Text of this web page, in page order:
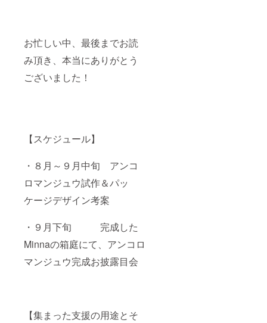
お忙しい中、最後までお読
み頂き、本当にありがとう
ございました！
【スケジュール】
・８月～９月中旬 アンコ
ロマンジュウ試作＆パッ
ケージデザイン考案
・９月下旬 完成した
Minnaの箱庭にて、アンコロ
マンジュウ完成お披露目会
【集まった支援の用途とそ